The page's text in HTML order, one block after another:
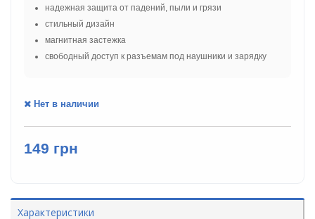
надежная защита от падений, пыли и грязи
стильный дизайн
магнитная застежка
свободный доступ к разъемам под наушники и зарядку
Нет в наличии
149 грн
Характеристики